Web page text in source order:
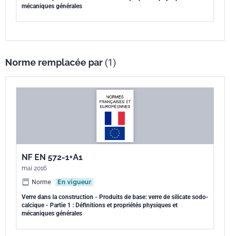
mécaniques générales
Norme remplacée par (1)
NF EN 572-1+A1
mai 2016
Norme
En vigueur
Verre dans la construction - Produits de base: verre de silicate sodo-
calcique - Partie 1 : Définitions et propriétés physiques et
mécaniques générales